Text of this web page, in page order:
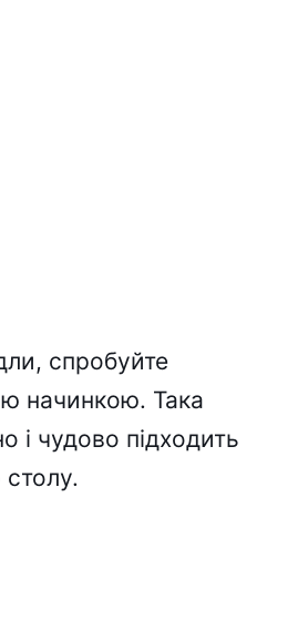
спробуйте
начинкою. Така
і чудово підходить
столу.